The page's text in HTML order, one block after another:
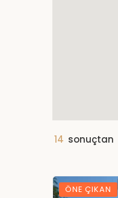
14 sonuçtan
ÖNE ÇIKAN